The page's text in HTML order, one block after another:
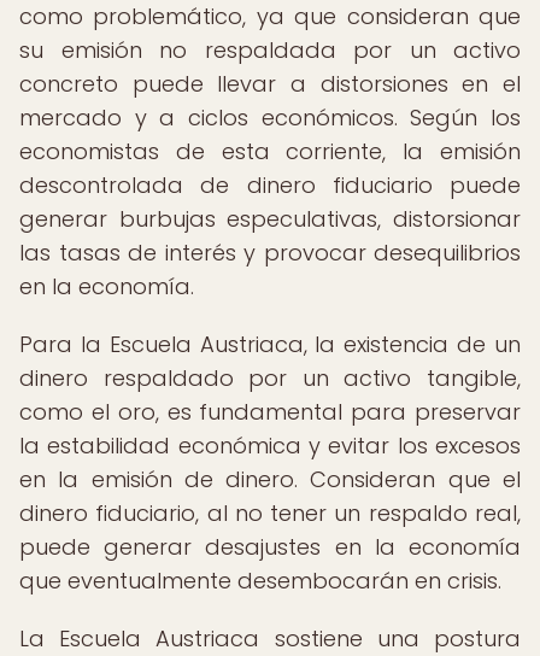
como problemático, ya que consideran que
su emisión no respaldada por un activo
concreto puede llevar a distorsiones en el
mercado y a ciclos económicos. Según los
economistas de esta corriente, la emisión
descontrolada de dinero fiduciario puede
generar burbujas especulativas, distorsionar
las tasas de interés y provocar desequilibrios
en la economía.
Para la Escuela Austriaca, la existencia de un
dinero respaldado por un activo tangible,
como el oro, es fundamental para preservar
la estabilidad económica y evitar los excesos
en la emisión de dinero. Consideran que el
dinero fiduciario, al no tener un respaldo real,
puede generar desajustes en la economía
que eventualmente desembocarán en crisis.
La Escuela Austriaca sostiene una postura